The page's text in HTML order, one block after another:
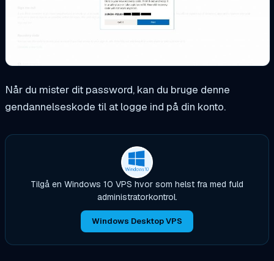
Når du mister dit password, kan du bruge denne
gendannelseskode til at logge ind på din konto.
Tilgå en Windows 10 VPS hvor som helst fra med fuld
administratorkontrol.
Windows Desktop VPS